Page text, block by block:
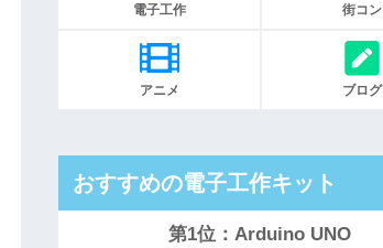
電子工作 街コン
アニメ ブログ
おすすめの電子工作キット
第1位：Arduino UNO